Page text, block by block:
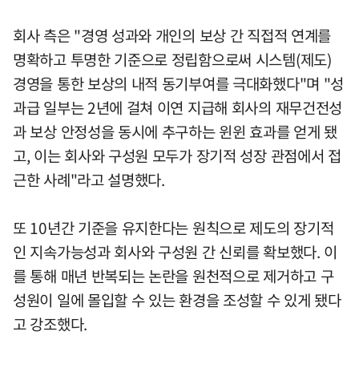
회사 측은 "경영 성과와 개인의 보상 간 직접적 연계를
명확하고 투명한 기준으로 정립함으로써 시스템(제도)
경영을 통한 보상의 내적 동기부여를 극대화했다"며 "성
과급 일부는 2년에 걸쳐 이연 지급해 회사의 재무건전성
과 보상 안정성을 동시에 추구하는 윈윈 효과를 얻게 됐
고, 이는 회사와 구성원 모두가 장기적 성장 관점에서 접
근한 사례"라고 설명했다.
또 10년간 기준을 유지한다는 원칙으로 제도의 장기적
인 지속가능성과 회사와 구성원 간 신뢰를 확보했다. 이
를 통해 매년 반복되는 논란을 원천적으로 제거하고 구
성원이 일에 몰입할 수 있는 환경을 조성할 수 있게 됐다
고 강조했다.